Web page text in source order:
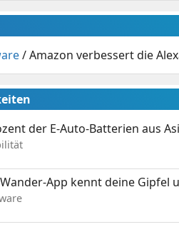
/Amazon verbessert die
der E-Auto-Batterien aus
App kennt deine